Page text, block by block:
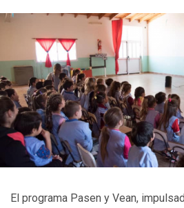
El programa Pasen y Vean,